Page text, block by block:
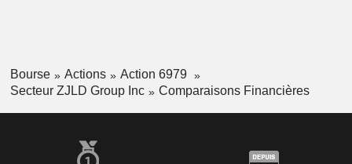
Bourse Actions
Action 6979
Secteur ZJLD Group Inc
Comparaisons Financières